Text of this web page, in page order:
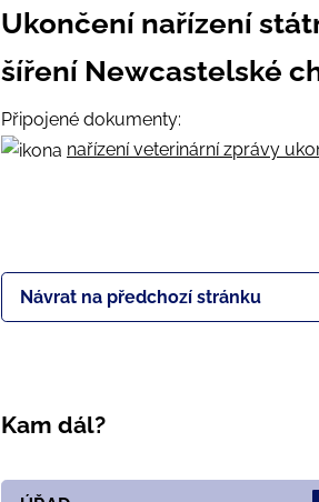
Ukončení nařízení
šíření Newcastelské
Připojené dokumenty:
nařízení veterinární zprávy
Návrat na předchozí stránku
Kam dál?